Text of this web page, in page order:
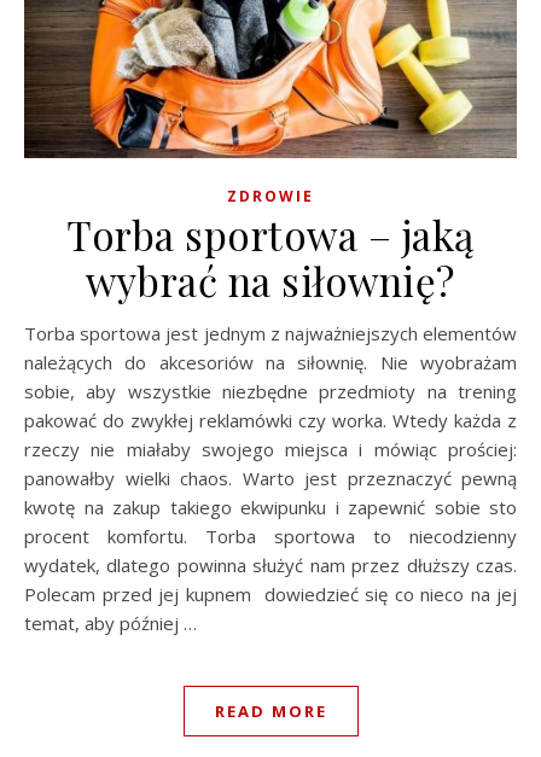
ZDROWIE
Torba sportowa – jaką
wybrać na siłownię?
Torba sportowa jest jednym z najważniejszych elementów
należących do akcesoriów na siłownię. Nie wyobrażam
sobie, aby wszystkie niezbędne przedmioty na trening
pakować do zwykłej reklamówki czy worka. Wtedy każda z
rzeczy nie miałaby swojego miejsca i mówiąc prościej:
panowałby wielki chaos. Warto jest przeznaczyć pewną
kwotę na zakup takiego ekwipunku i zapewnić sobie sto
procent komfortu. Torba sportowa to niecodzienny
wydatek, dlatego powinna służyć nam przez dłuższy czas.
Polecam przed jej kupnem dowiedzieć się co nieco na jej
temat, aby później …
READ MORE